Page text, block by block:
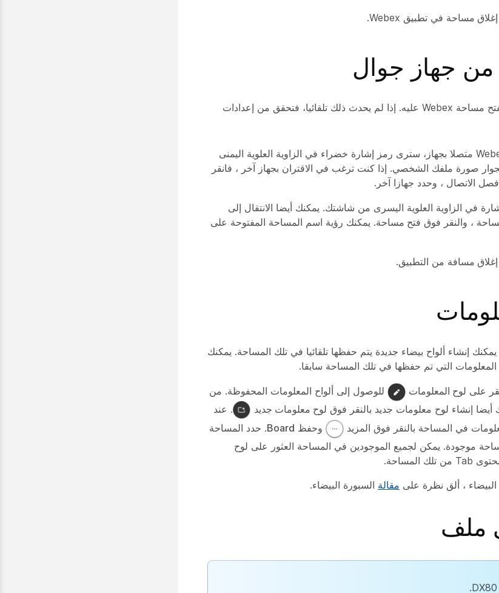
إغلاق مساحة في تطبيق Webex.
جهاز جوال
يجب أن تكون متصلا بجهاز لفتح مساحة Webex عليه. إذا لم يحدث ذلك تلقائيا، فتحقق من إعدادات
عندما يكون تطبيق Webex متصلا بجهاز، سترى رمز إشارة خضراء في الزاوية العلوية اليمنى
صورة ملفك الشخصي. إذا كنت ترغب في الاقتران بجهاز آخر ، فانقر
الاتصال ، وحدد جهازا آخر.
في الزاوية العلوية اليسرى من شاشتك. يمكنك أيضا الانتقال إلى
، والنقر فوق فتح مساحة. يمكنك رؤية اسم المساحة المفتوحة على
إغلاق مسافة من التطبيق.
إنشاء ألواح بيضاء جديدة يتم حفظها تلقائيا في تلك المساحة. يمكنك
المعلومات التي تم حفظها في تلك المساحة سابقا.
لوح المعلومات
للوصول إلى ألواح المعلومات المحفوظة. من
إنشاء لوح معلومات جديد بالنقر فوق لوح معلومات جديد
. عند
في المساحة بالنقر فوق المزيد
وحفظ Board. حدد المساحة
موجودة. يمكن لجميع الموجودين في المساحة العثور على لوح
، ألق نظرة على مقالة السبورة البيضاء.
ملف